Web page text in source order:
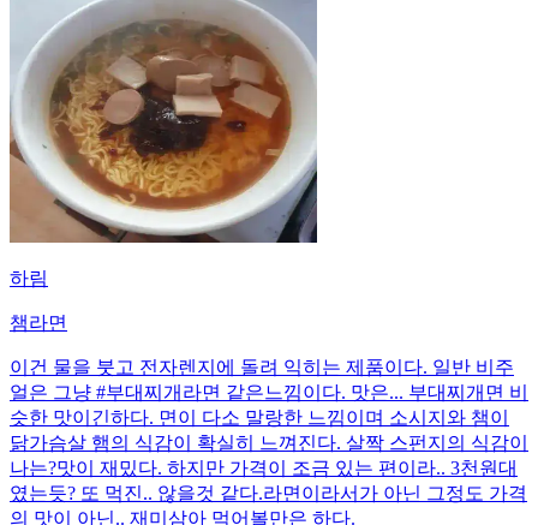
하림
챔라면
이건 물을 붓고 전자렌지에 돌려 익히는 제품이다. 일반 비주
얼은 그냥 #부대찌개라면 같은느낌이다. 맛은... 부대찌개면 비
슷한 맛이긴하다. 면이 다소 말랑한 느낌이며 소시지와 챔이
닭가슴살 햄의 식감이 확실히 느껴진다. 살짝 스펀지의 식감이
나는? ​ 맛이 재밌다. 하지만 가격이 조금 있는 편이라.. 3천원대
였는듯? 또 먹진.. 않을것 같다. ​ 라면이라서가 아닌 그정도 가격
의 맛이 아닌.. 재미삼아 먹어볼만은 하다.